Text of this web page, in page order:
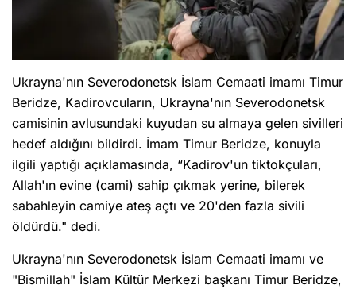
Ukrayna'nın Severodonetsk İslam Cemaati imamı Timur
Beridze, Kadirovcuların, Ukrayna'nın Severodonetsk
camisinin avlusundaki kuyudan su almaya gelen sivilleri
hedef aldığını bildirdi. İmam Timur Beridze, konuyla
ilgili yaptığı açıklamasında, “Kadirov'un tiktokçuları,
Allah'ın evine (cami) sahip çıkmak yerine, bilerek
sabahleyin camiye ateş açtı ve 20'den fazla sivili
öldürdü." dedi.
Ukrayna'nın Severodonetsk İslam Cemaati imamı ve
"Bismillah" İslam Kültür Merkezi başkanı Timur Beridze,